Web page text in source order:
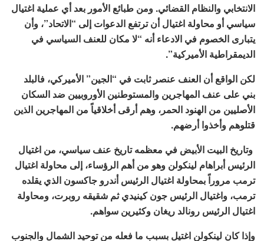
الانتخابي والنظام القضائي. ومن طبائع الأمور بعد أي عملية اغتيال
سياسي أو محاولة اغتيال أن ترتفع الدعوات إلى “الاتحاد”، وأن
يتبارى الخصوم في الادعاء أنه “لا مكان للعنف السياسي في
الديمقراطية الأميركية”.
لكن الواقع أن العنف عنصر ثابت في “الجين” الأميركي، فالبلد
بني على عنف المهاجرين والمستوطنين الأوروبيين ضد السكان
الأصليين من الهنود الحمر، وهم أرقى أخلاقياً من المهاجرين الذين
قتلوهم وأخذوا أرضهم.
وتاريخ البيت الأبيض في معظمه تاريخ عنف سياسي، من اغتيال
الرئيس أبراهام لينكولن وهو من أهم الرؤساء، إلى محاولة اغتيال
ترمب مروراً بمحاولة اغتيال الرئيس أندرو جاكسون الذي يقلده
ترمب، واغتيال الرئيس جون كينيدي ثم شقيقه روبرت، ومحاولة
اغتيال الرئيس رونالد ريغان وكثيرين سواهم.
وإذا كان لينكولن اغتيل بسبب ما فعله من توحيد الشمال والجنوب